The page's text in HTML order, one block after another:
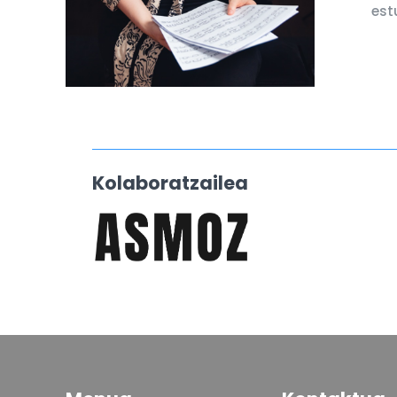
Kolaboratzailea